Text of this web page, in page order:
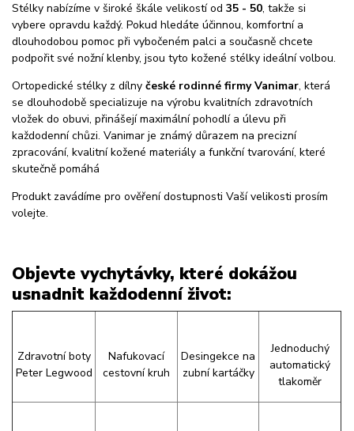
Stélky nabízíme v široké škále velikostí od 35 - 50, takže si
vybere opravdu každý. Pokud hledáte účinnou, komfortní a
dlouhodobou pomoc při vybočeném palci a současně chcete
podpořit své nožní klenby, jsou tyto kožené stélky ideální volbou.
Ortopedické stélky z dílny české rodinné firmy Vanimar, která
se dlouhodobě specializuje na výrobu kvalitních zdravotních
vložek do obuvi, přinášejí maximální pohodlí a úlevu při
každodenní chůzi. Vanimar je známý důrazem na precizní
zpracování, kvalitní kožené materiály a funkční tvarování, které
skutečně pomáhá
Produkt zavádíme pro ověření dostupnosti Vaší velikosti prosím
volejte.
Objevte vychytávky, které dokážou
usnadnit každodenní život:
Zdravotní boty
Peter Legwood
Nafukovací
cestovní kruh
Desingekce na
zubní kartáčky
Jednoduchý
automatický
tlakoměr